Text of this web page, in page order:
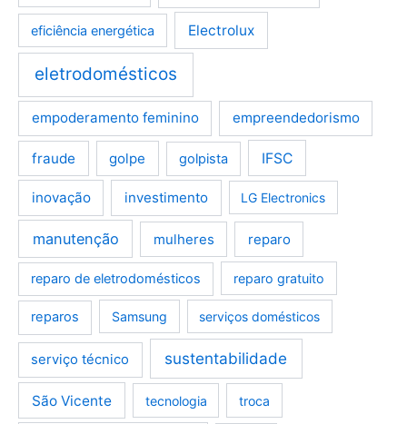
eficiência energética Electrolux
eletrodomésticos
empoderamento feminino empreendedorismo
fraude golpe golpista IFSC
inovação investimento LG Electronics
manutenção mulheres reparo
reparo de eletrodomésticos reparo gratuito
reparos Samsung serviços domésticos
serviço técnico sustentabilidade
São Vicente tecnologia troca